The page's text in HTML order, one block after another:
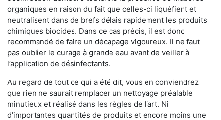
organiques en raison du fait que celles-ci liquéfient et
neutralisent dans de brefs délais rapidement les produits
chimiques biocides. Dans ce cas précis, il est donc
recommandé de faire un décapage vigoureux. Il ne faut
pas oublier le curage à grande eau avant de veiller à
l’application de désinfectants.
Au regard de tout ce qui a été dit, vous en conviendrez
que rien ne saurait remplacer un nettoyage préalable
minutieux et réalisé dans les règles de l’art. Ni
d’importantes quantités de produits et encore moins une